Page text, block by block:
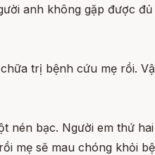
anh không gặp được
trị bệnh cứu mẹ rồi.
bạc. Người em thứ
mẹ sẽ mau chóng khỏi